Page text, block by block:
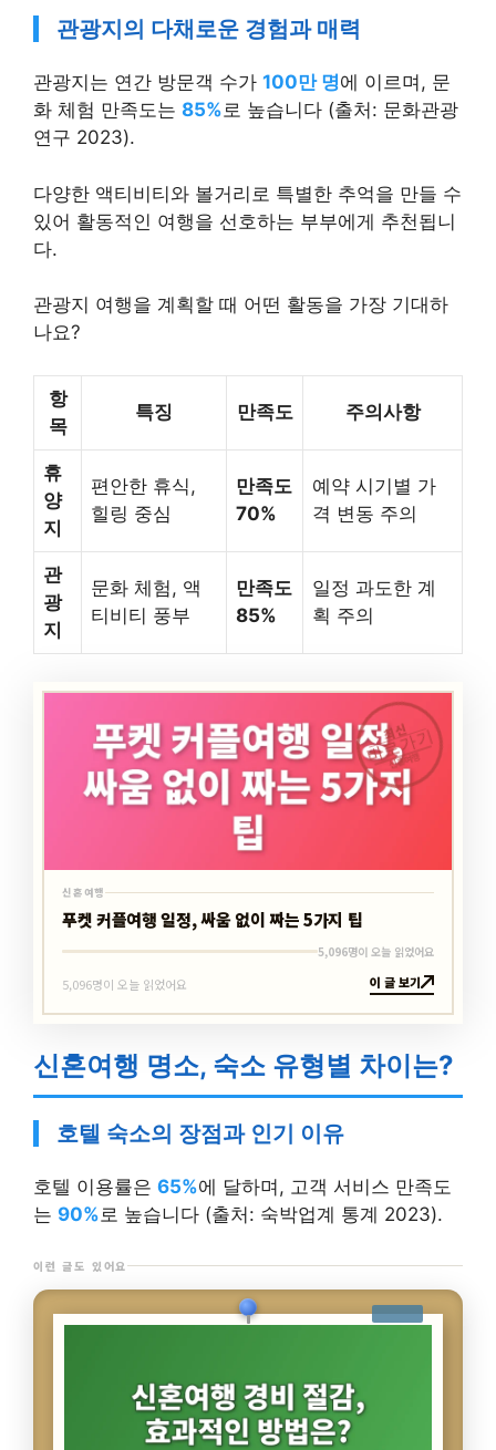
관광지의 다채로운 경험과 매력
관광지는 연간 방문객 수가 100만 명에 이르며, 문
화 체험 만족도는 85%로 높습니다 (출처: 문화관광
연구 2023).
다양한 액티비티와 볼거리로 특별한 추억을 만들 수
있어 활동적인 여행을 선호하는 부부에게 추천됩니
다.
관광지 여행을 계획할 때 어떤 활동을 가장 기대하
나요?
항
목
특징 만족도 주의사항
휴
양
지
편안한 휴식,
힐링 중심
만족도
70%
예약 시기별 가
격 변동 주의
관
광
지
문화 체험, 액
티비티 풍부
만족도
85%
일정 과도한 계
획 주의
최신
바로가기
신혼여행
신혼여행
푸켓 커플여행 일정, 싸움 없이 짜는 5가지 팁
5,096명이 오늘 읽었어요
5,096명이 오늘 읽었어요 이 글 보기
신혼여행 명소, 숙소 유형별 차이는?
호텔 숙소의 장점과 인기 이유
호텔 이용률은 65%에 달하며, 고객 서비스 만족도
는 90%로 높습니다 (출처: 숙박업계 통계 2023).
이런 글도 있어요